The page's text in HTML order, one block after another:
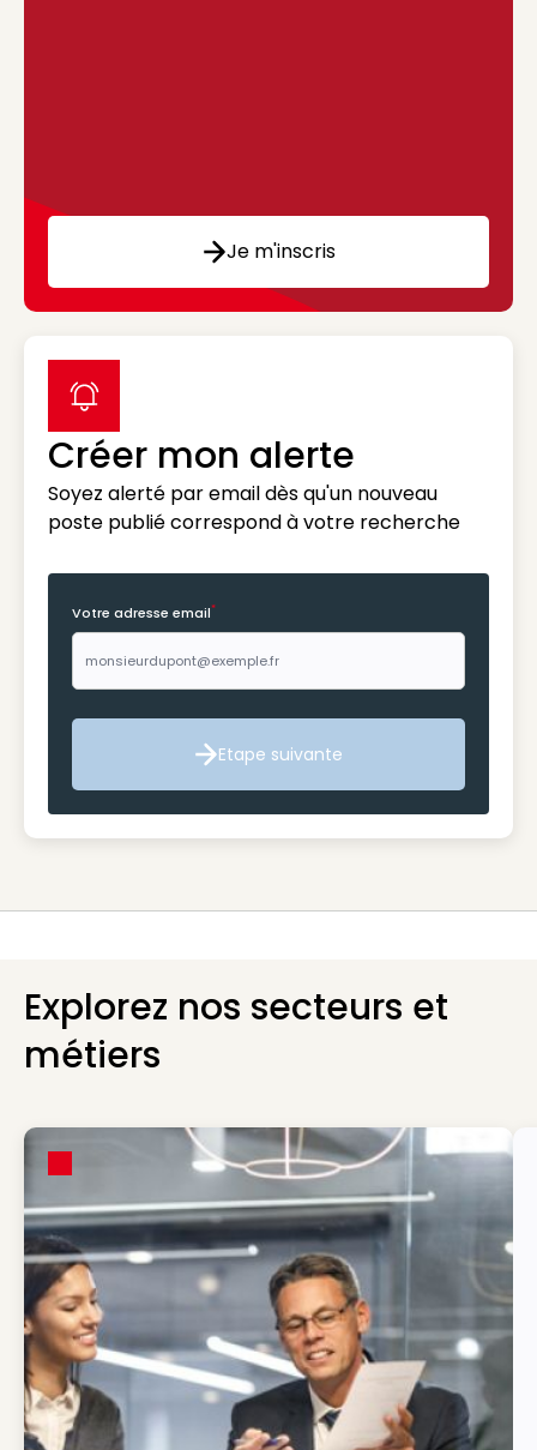
Je m'inscris
Créer mon alerte
Soyez alerté par email dès qu'un nouveau
poste publié correspond à votre recherche
label icon
Votre adresse email*
Etape suivante
Etape suivante
Explorez nos secteurs et
métiers